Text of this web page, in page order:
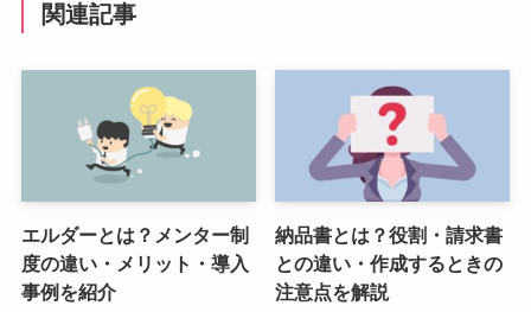
関連記事
エルダーとは？メンター制
度の違い・メリット・導入
事例を紹介
納品書とは？役割・請求書
との違い・作成するときの
注意点を解説